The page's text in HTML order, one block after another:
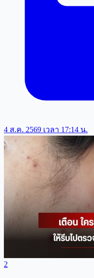
4 ส.ค. 2569 เวลา 17:14 น.
2